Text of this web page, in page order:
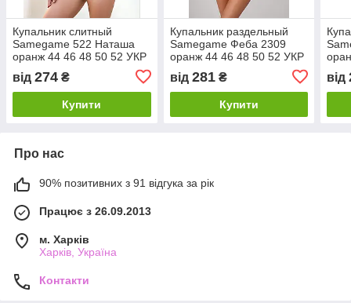
Купальник слитный
Samegame 522 Наташа
оранж 44 46 48 50 52 УКР
від 274 ₴
Купити
Купальник раздельный
Samegame Феба 2309
оранж 44 46 48 50 52 УКР
від 281₴
Купити
від
Про нас
90% позитивних з 91 відгука за рік
Працює з 26.09.2013
м. Харків
Харків, Україна
Контакти